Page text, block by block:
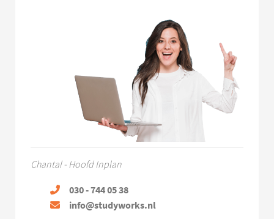
Chantal - Hoofd Inplan
030 - 744 05 38
info@studyworks.nl